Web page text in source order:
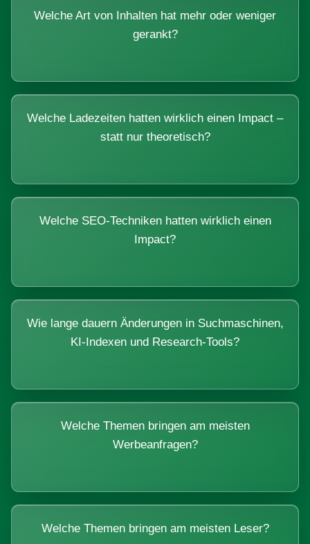
Welche Art von Inhalten hat mehr oder weniger
gerankt?
Welche Ladezeiten hatten wirklich einen Impact –
statt nur theoretisch?
Welche SEO-Techniken hatten wirklich einen
Impact?
Wie lange dauern Änderungen in Suchmaschinen,
KI-Indexen und Research-Tools?
Welche Themen bringen am meisten
Werbeanfragen?
Welche Themen bringen am meisten Leser?